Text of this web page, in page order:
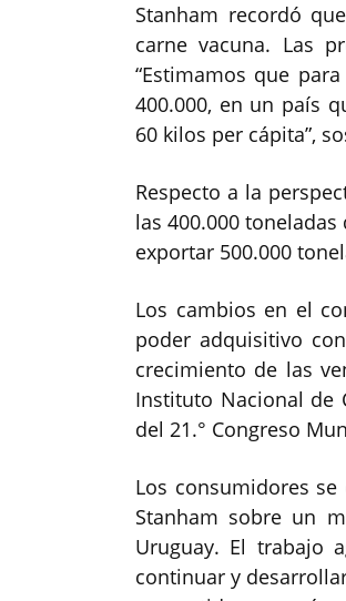
Stanham recordó
carne vacuna. Las
“Estimamos que
400.000, en un país
60 kilos per cápita”,
Respecto a la
las 400.000
exportar 500.000
Los cambios en el
poder adquisitivo
crecimiento de las
Instituto Nacional de
del 21.° Congreso
Los consumidores
Stanham sobre un
Uruguay. El trabajo
continuar y